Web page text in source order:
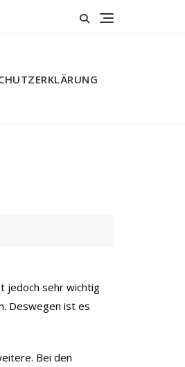
jedoch sehr wichtig
Deswegen ist es
Bei den